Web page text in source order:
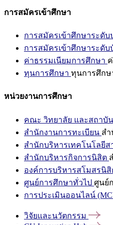
การสมัครเข้าศึกษา
การสมัครเข้าศึกษาระ
การสมัครเข้าศึกษาระดั
ค่าธรรมเนียมการศึกษา
ทุนการศึกษา ทุนการศึกษ
หน่วยงานการศึกษา
คณะ วิทยาลัย และสถาบัน
สำนักงานการทะเบียน สำ
สำนักบริหารเทคโนโลยีส
สำนักบริหารกิจการนิสิต
องค์การบริหารสโมสรนิสิ
ศูนย์การศึกษาทั่วไป ศูนย์
การประเมินออนไลน์
วิจัยและนวัตกรรม